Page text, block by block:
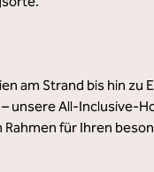
am Strand bis hin zu
unsere All-Inclusive-
für Ihren